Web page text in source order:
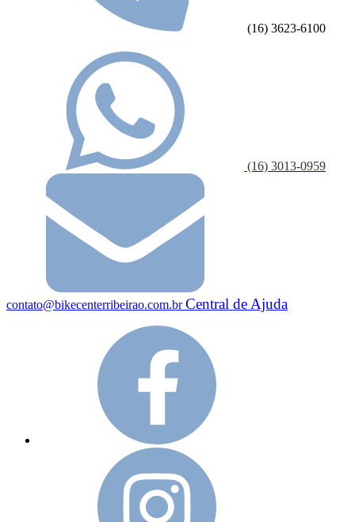
(16) 3623-6100
(16) 3013-0959
contato@bikecenterribeirao.com.brCentral de Ajuda